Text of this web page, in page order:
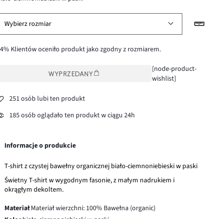
Wybierz rozmiar
Klientów oceniło produkt jako zgodny z rozmiarem.
WYPRZEDANY
[node-product-
wishlist]
251 osób lubi ten produkt
185 osób oglądało ten produkt w ciągu 24h
Informacje o produkcie
T-shirt z czystej bawełny organicznej biało-ciemnoniebieski w paski
Świetny T-shirt w wygodnym fasonie, z małym nadrukiem i
okrągłym dekoltem.
MateriałMateriał wierzchni: 100% Bawełna (organic)